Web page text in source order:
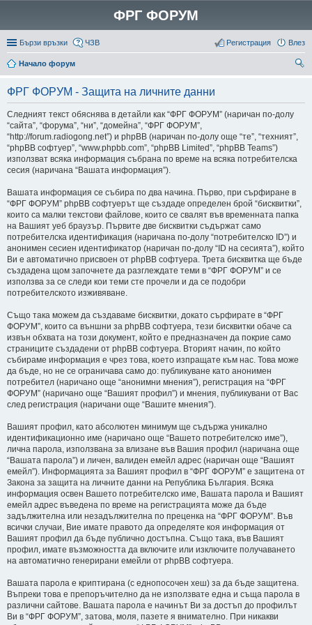
ФРГ ФОРУМ
Бързи връзки ЧЗВ Влез
Регистрация
Начало форум
ФРГ ФОРУМ - Защита на личните данни
Следният текст обяснява в детайли как “ФРГ ФОРУМ” (наричан по-долу
“сайта”, “форума”, “ни”, “домейна”, “ФРГ ФОРУМ”,
“http://forum.radiogong.net”) и phpBB (наричан по-долу още “те”, “техният”,
“phpBB софтуер”, “www.phpbb.com”, “phpBB Limited”, “phpBB Teams”)
използват всяка информация събрана по време на всяка потребителска
сесия (наричана “Вашата информация”).
Вашата информация се събира по два начина. Първо, при сърфиране в
“ФРГ ФОРУМ” phpBB софтуерът ще създаде определен брой “бисквитки”,
които са малки текстови файлове, които се свалят във временната папка
на Вашият уеб браузър. Първите две бисквитки съдържат само
потребителска идентификация (наричана по-долу “потребителско ID”) и
анонимен сесиен идентификатор (наричан по-долу “ID на сесията”), който
Ви е автоматично присвоен от phpBB софтуера. Трета бисквитка ще бъде
създадена щом започнете да разглеждате теми в “ФРГ ФОРУМ” и се
използва за се следи кои теми сте прочели и да се подобри
потребителското изживяване.
Също така можем да създаваме бисквитки, докато сърфирате в “ФРГ
ФОРУМ”, които са външни за phpBB софтуера, тези бисквитки обаче са
извън обхвата на този документ, който е предназначен да покрие само
страниците създадени от phpBB софтуера. Вторият начин, по който
събираме информация е чрез това, което изпращате към нас. Това може
да бъде, но не се ограничава само до: публикуване като анонимен
потребител (наричано още “анонимни мнения”), регистрация на “ФРГ
ФОРУМ” (наричано още “Вашият профил”) и мнения, публикувани от Вас
след регистрация (наричани още “Вашите мнения”).
Вашият профил, като абсолютен минимум ще съдържа уникално
идентификационно име (наричано още “Вашето потребителско име”),
лична парола, използвана за влизане във Вашия профил (наричана още
“Вашата парола”) и личен, валиден емейл адрес (наричан още “Вашият
емейл”). Информацията за Вашият профил в “ФРГ ФОРУМ” е защитена от
Закона за защита на личните данни на Република България. Всяка
информация освен Вашето потребителско име, Вашата парола и Вашият
емейл адрес въведена по време на регистрацията може да бъде
задължителна или незадължителна по преценка на “ФРГ ФОРУМ”. Във
всички случаи, Вие имате правото да определяте коя информация от
Вашият профил да бъде публично достъпна. Също така, във Вашият
профил, имате възможността да включите или изключите получаването
на автоматично генерирани емейли от phpBB софтуера.
Вашата парола е криптирана (с еднопосочен хеш) за да бъде защитена.
Въпреки това е препоръчително да не използвате една и съща парола в
различни сайтове. Вашата парола е начинът Ви за достъп до профилът
Ви в “ФРГ ФОРУМ”, затова, моля, пазете я внимателно. При никакви